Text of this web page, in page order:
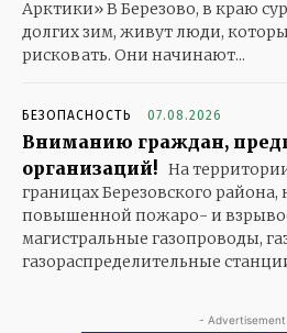
Арктики» В Березово, в краю
долгих зим, живут люди,
рисковать. Они начинают...
БЕЗОПАСНОСТЬ 07.08.2026
Вниманию граждан,
организаций! На
границах Березовского
повышенной пожаро- и
магистральные газопроводы,
газораспределительные
-